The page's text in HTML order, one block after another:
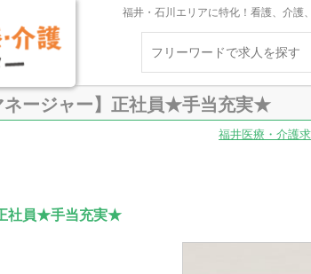
福井・石川エリアに特化！看護、介護
ネージャー】正社員★手当充実★
福井医療・介護
社員★手当充実★